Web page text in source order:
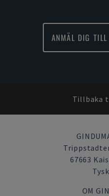
ANMÄL DIG
Tillbaka
67663
OM